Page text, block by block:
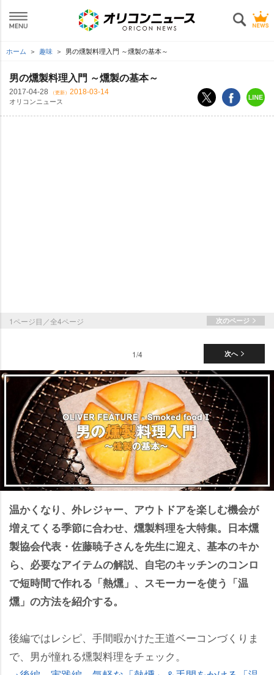
ホーム 趣味 男の燻製料理入門 ～燻製の基本～
男の燻製料理入門 ～燻製の基本～
2017-04-28 （更新） 2018-03-14
オリコンニュース
1ページ目／全4ページ 次のページ
次へ
1/4
温かくなり、外レジャー、アウトドアを楽しむ機会が
増えてくる季節に合わせ、燻製料理を大特集。日本燻
製協会代表・佐藤暁子さんを先生に迎え、基本のキか
ら、必要なアイテムの解説、自宅のキッチンのコンロ
で短時間で作れる「熱燻」、スモーカーを使う「温
燻」の方法を紹介する。
後編ではレシピ、手間暇かけた王道ベーコンづくりま
で、男が憧れる燻製料理をチェック。